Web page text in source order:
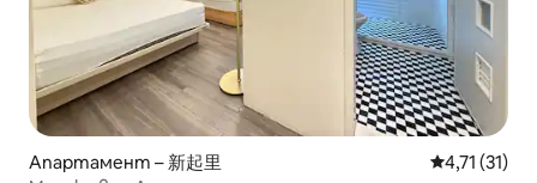
Апартамент – 新起里 Средна
4,71 (31)